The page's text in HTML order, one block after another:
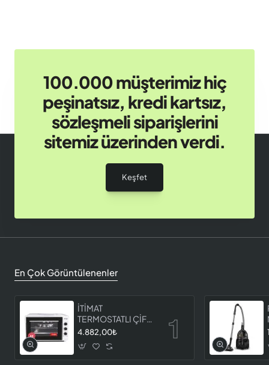
100.000 müşterimiz hiç
peşinatsız, kredi kartsız,
sözleşmeli siparişlerini
sitemiz üzerinden verdi.
Keşfet
En Çok Görüntülenenler
İTİMAT
TERMOSTATLI ÇİFT
CAMLI FIRIN 8060
4.882,00₺